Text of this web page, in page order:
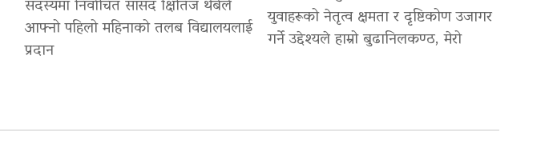
सदस्यमा निर्वाचित सांसद क्षितिज थेबेले
आफ्नो पहिलो महिनाको तलब विद्यालयलाई
प्रदान
युवाहरूको नेतृत्व क्षमता र दृष्टिकोण उजागर
गर्ने उद्देश्यले हाम्रो बुढानिलकण्ठ, मेरो